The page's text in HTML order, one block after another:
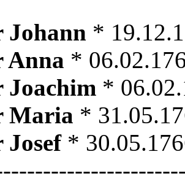
Johann *
Anna *
Joachim *
Maria *
Josef *